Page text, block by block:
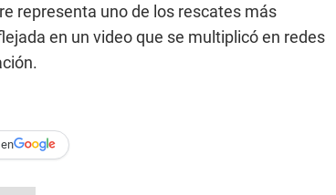
representa uno de los rescates más
en un video que se multiplicó en redes